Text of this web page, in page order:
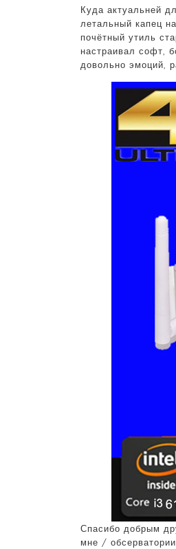
Куда актуальней
летальный капец
почётный утиль
настраивал софт,
довольно эмоций,
Спасибо добрым
мне /